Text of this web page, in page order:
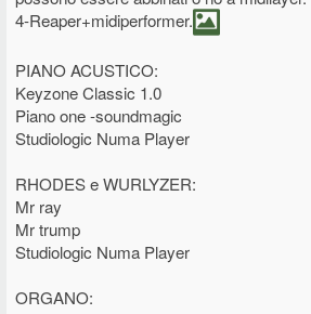
4-Reaper+midiperformer.
PIANO ACUSTICO:
Keyzone Classic 1.0
Piano one -soundmagic
Studiologic Numa Player
RHODES e WURLYZER:
Mr ray
Mr trump
Studiologic Numa Player
ORGANO: